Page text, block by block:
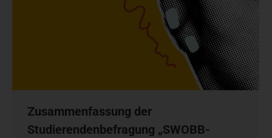
Zusammenfassung der
Studierendenbefragung „SWOBB-